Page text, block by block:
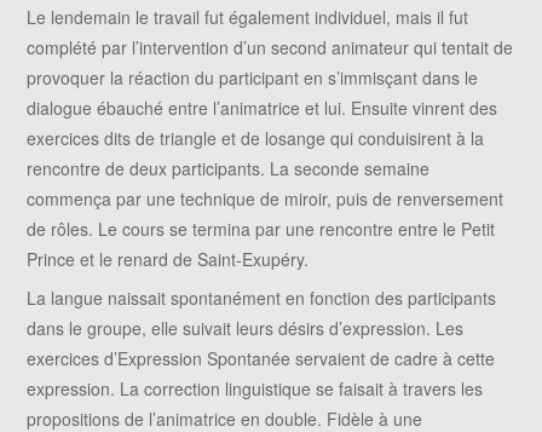
Le lendemain le travail fut également individuel, mais il fut
complété par l’intervention d’un second animateur qui tentait de
provoquer la réaction du participant en s’immisçant dans le
dialogue ébauché entre l’animatrice et lui. Ensuite vinrent des
exercices dits de triangle et de losange qui conduisirent à la
rencontre de deux participants. La seconde semaine
commença par une technique de miroir, puis de renversement
de rôles. Le cours se termina par une rencontre entre le Petit
Prince et le renard de Saint-Exupéry.
La langue naissait spontanément en fonction des participants
dans le groupe, elle suivait leurs désirs d’expression. Les
exercices d’Expression Spontanée servaient de cadre à cette
expression. La correction linguistique se faisait à travers les
propositions de l’animatrice en double. Fidèle à une